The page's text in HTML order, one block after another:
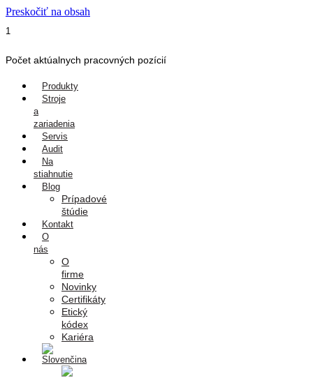
Preskočiť na obsah
1
Počet aktúalnych pracovných pozícií
Produkty
Stroje
a
zariadenia
Servis
Audit
Na
stiahnutie
Blog
Prípadové
štúdie
Kontakt
O
nás
O
firme
Novinky
Certifikáty
Etický
kódex
Kariéra